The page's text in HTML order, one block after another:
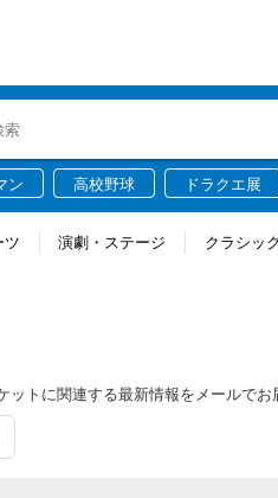
ン 高校野球 ドラクエ展
ツ 演劇・ステージ クラシッ
トに関連する最新情報をメールでお